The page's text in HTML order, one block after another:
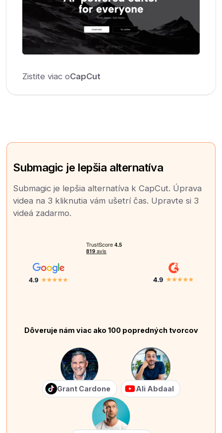
Zistite viac oCapCut
Submagic je lepšia alternatíva
Submagic je lepšia alternatíva k CapCut. Úprava
videa na 3 kliknutia vám ušetrí čas. Upravte si 3
videá zadarmo.
Dôveruje nám viac ako 100 popredných tvorcov
Grant Cardone Ali Abdaal